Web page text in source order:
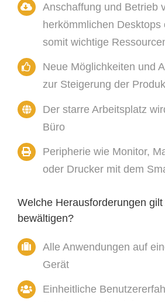
Anschaffung und Betrieb
herkömmlichen Desktops
somit wichtige
Neue Möglichkeiten und
zur Steigerung der
Der starre Arbeitsplatz
Büro
Peripherie wie Monitor,
oder Drucker mit dem
Welche Herausforderungen gilt
bewältigen?
Alle Anwendungen auf
Gerät
Einheitliche